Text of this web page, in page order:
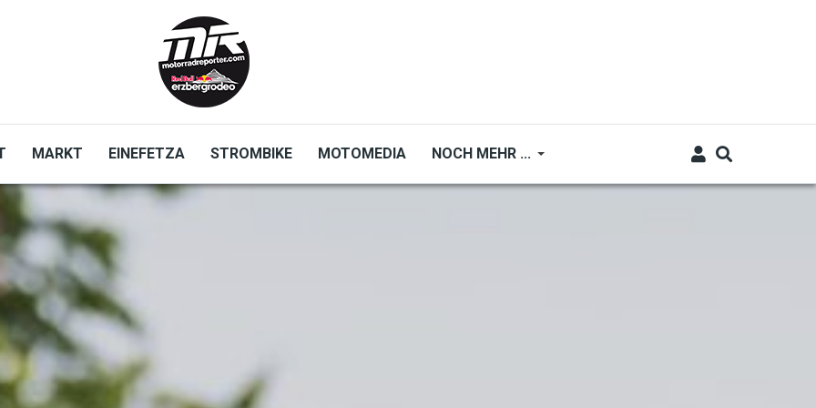
MARKT EINEFETZA STROMBIKE MOTOMEDIA NOCH MEHR ...
Red Bull Erzbergrodeo Safebike Freizeit Auto